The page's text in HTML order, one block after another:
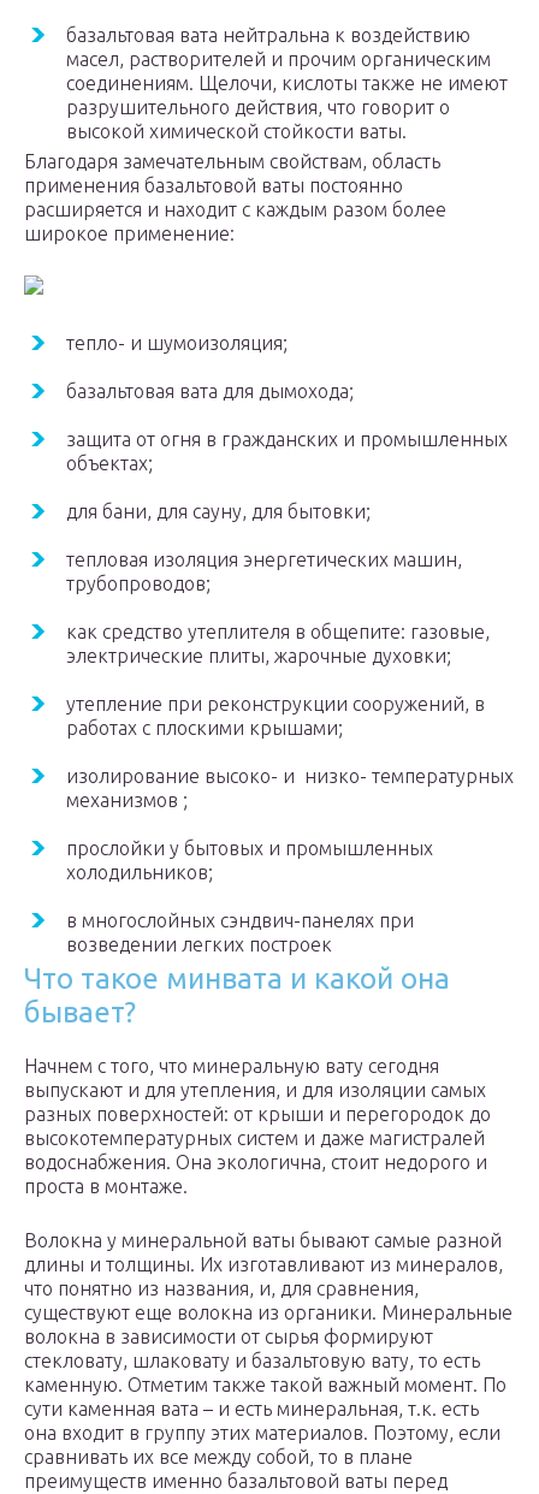
базальтовая вата нейтральна к воздействию
масел, растворителей и прочим органическим
соединениям. Щелочи, кислоты также не имеют
разрушительного действия, что говорит о
высокой химической стойкости ваты.
Благодаря замечательным свойствам, область
применения базальтовой ваты постоянно
расширяется и находит с каждым разом более
широкое применение:
тепло- и шумоизоляция;
базальтовая вата для дымохода;
защита от огня в гражданских и промышленных
объектах;
для бани, для сауну, для бытовки;
тепловая изоляция энергетических машин,
трубопроводов;
как средство утеплителя в общепите: газовые,
электрические плиты, жарочные духовки;
утепление при реконструкции сооружений, в
работах с плоскими крышами;
изолирование высоко- и низко- температурных
механизмов ;
прослойки у бытовых и промышленных
холодильников;
в многослойных сэндвич-панелях при
возведении легких построек
Что такое минвата и какой она
бывает?
Начнем с того, что минеральную вату сегодня
выпускают и для утепления, и для изоляции самых
разных поверхностей: от крыши и перегородок до
высокотемпературных систем и даже магистралей
водоснабжения. Она экологична, стоит недорого и
проста в монтаже.
Волокна у минеральной ваты бывают самые разной
длины и толщины. Их изготавливают из минералов,
что понятно из названия, и, для сравнения,
существуют еще волокна из органики. Минеральные
волокна в зависимости от сырья формируют
стекловату, шлаковату и базальтовую вату, то есть
каменную. Отметим также такой важный момент. По
сути каменная вата – и есть минеральная, т.к. есть
она входит в группу этих материалов. Поэтому, если
сравнивать их все между собой, то в плане
преимуществ именно базальтовой ваты перед